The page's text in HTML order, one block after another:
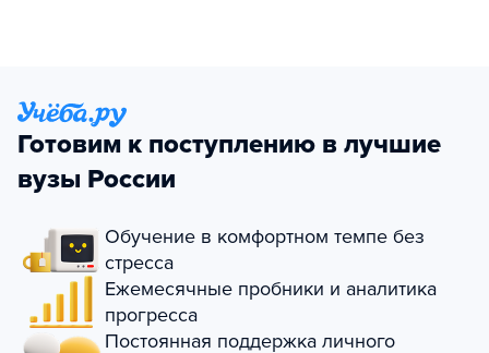
Готовим к поступлению в лучшие
вузы России
Обучение в комфортном темпе без
стресса
Ежемесячные пробники и аналитика
прогресса
Постоянная поддержка личного